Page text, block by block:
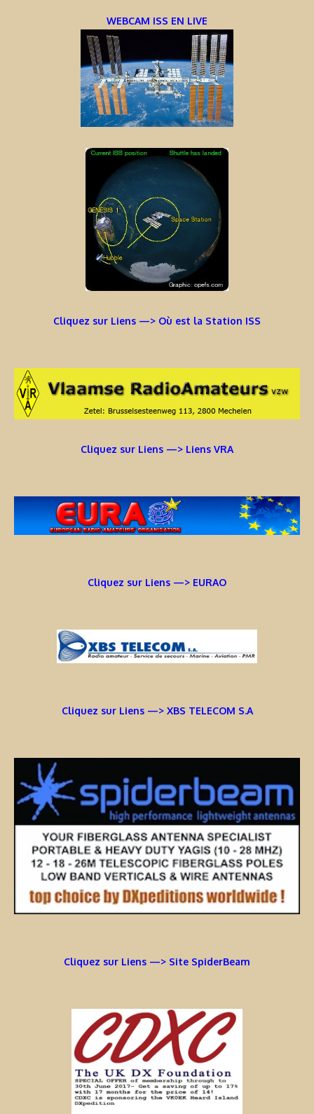
WEBCAM ISS EN LIVE
Cliquez sur Liens —> Où est la Station ISS
Cliquez sur Liens —> Liens VRA
Cliquez sur Liens —> EURAO
Cliquez sur Liens —> XBS TELECOM S.A
Cliquez sur Liens —> Site SpiderBeam